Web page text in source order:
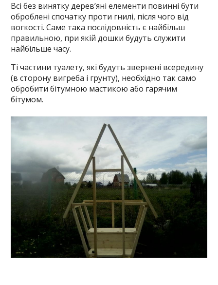
Всі без винятку дерев’яні елементи повинні бути
оброблені спочатку проти гнилі, після чого від
вогкості. Саме така послідовність є найбільш
правильною, при якій дошки будуть служити
найбільше часу.
Ті частини туалету, які будуть звернені всередину
(в сторону вигреба і грунту), необхідно так само
обробити бітумною мастикою або гарячим
бітумом.